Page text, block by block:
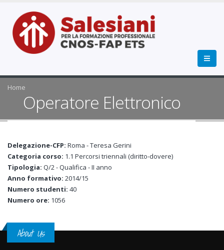
Home
Operatore Elettronico
Delegazione-CFP: Roma - Teresa Gerini
Categoria corso: 1.1 Percorsi triennali (diritto-dovere)
Tipologia: Q/2 - Qualifica - II anno
Anno formativo: 2014/15
Numero studenti: 40
Numero ore: 1056
About Us